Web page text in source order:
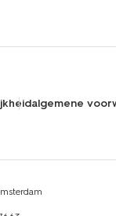
algemene